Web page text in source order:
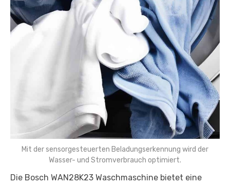
Mit der sensorgesteuerten Beladungserkennung wird der
Wasser- und Stromverbrauch optimiert.
Die Bosch WAN28K23 Waschmaschine bietet eine